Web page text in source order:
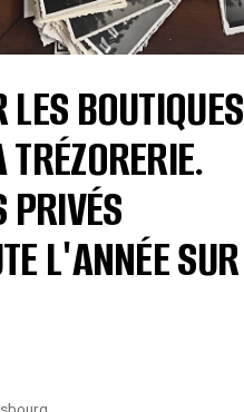
BOUTIQUES
PRIVÉS
L'ANNÉE SUR